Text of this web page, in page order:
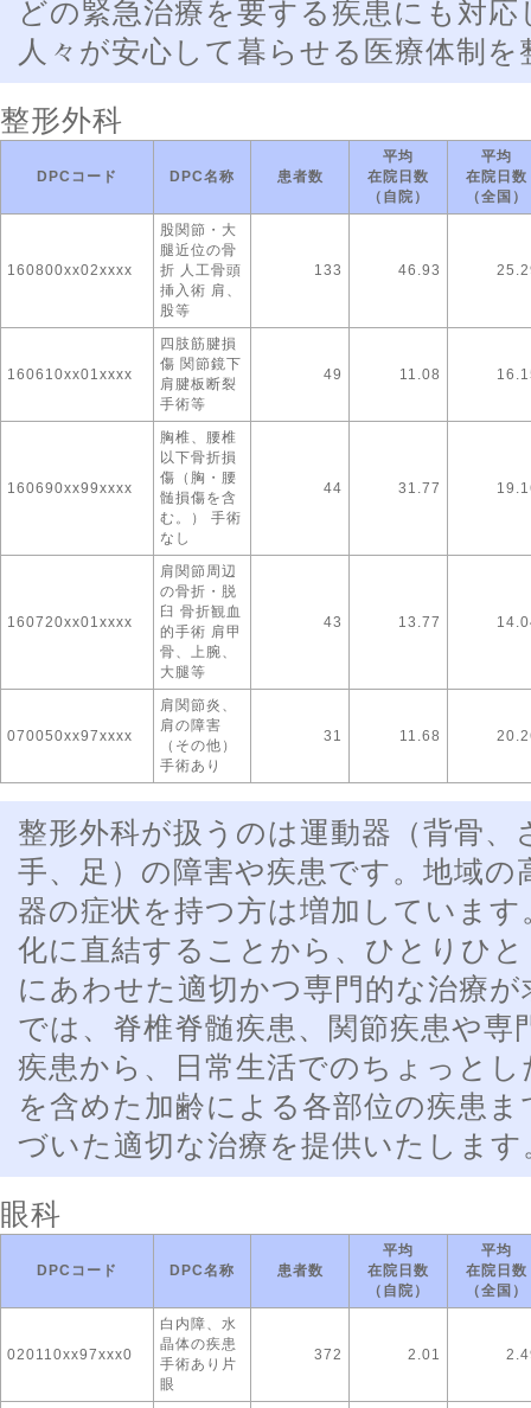
どの緊急治療を要する疾患にも対
人々が安心して暮らせる医療体制
整形外科
DPCコード DPC名称 患者数
平均
在院日数
（自院）
平均
在院日数
（全国）
160800xx02xxxx
股関節・大
腿近位の骨
折 人工骨頭
挿入術 肩、
股等
133 46.93
160610xx01xxxx
四肢筋腱損
傷 関節鏡下
肩腱板断裂
手術等
49 11.08
160690xx99xxxx
胸椎、腰椎
以下骨折損
傷（胸・腰
髄損傷を含
む。） 手術
なし
44 31.77
160720xx01xxxx
肩関節周辺
の骨折・脱
臼 骨折観血
的手術 肩甲
骨、上腕、
大腿等
43 13.77
070050xx97xxxx
肩関節炎、
肩の障害
（その他）
手術あり
31 11.68
整形外科が扱うのは運動器（背骨、
手、足）の障害や疾患です。地域の
器の症状を持つ方は増加していま
化に直結することから、ひとりひ
にあわせた適切かつ専門的な治療
では、脊椎脊髄疾患、関節疾患や専
疾患から、日常生活でのちょっと
を含めた加齢による各部位の疾患
づいた適切な治療を提供いたします
眼科
DPCコード DPC名称 患者数
平均
在院日数
（自院）
平均
在院日数
（全国）
020110xx97xxx0
白内障、水
晶体の疾患
手術あり片
眼
372 2.01